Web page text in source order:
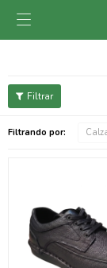

Filtrando por: